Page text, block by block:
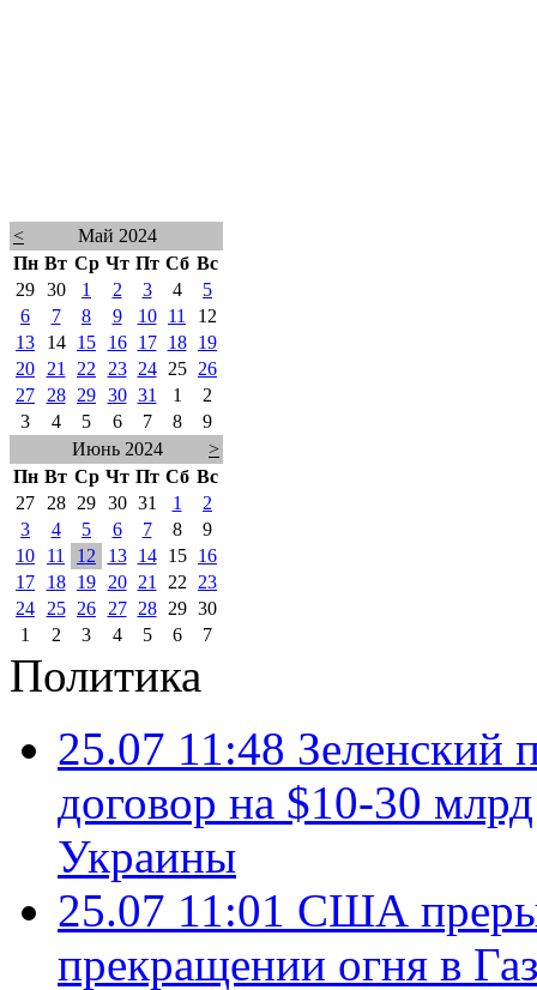
<
Май 2024
Пн Вт Ср Чт Пт Сб Вс
29 30 1 2 3 4
5
6
7 8 9 10 11
12
13
14 15 16 17 18
19
20
21 22 23 24 25
26
27
28 29 30 31 1
2
3
4 5 6 7 8
9
Июнь 2024
>
Пн Вт Ср Чт Пт Сб Вс
27
28 29 30 31 1
2
3
4 5 6 7 8
9
10
11 12 13 14 15
16
17
18 19 20 21 22
23
24
25 26 27 28 29 30
1
2 3 4 5 6 7
Политика
25.07 11:48 Зеленский
договор на $10-30
Украины
25.07 11:01 США
прекращении огня в